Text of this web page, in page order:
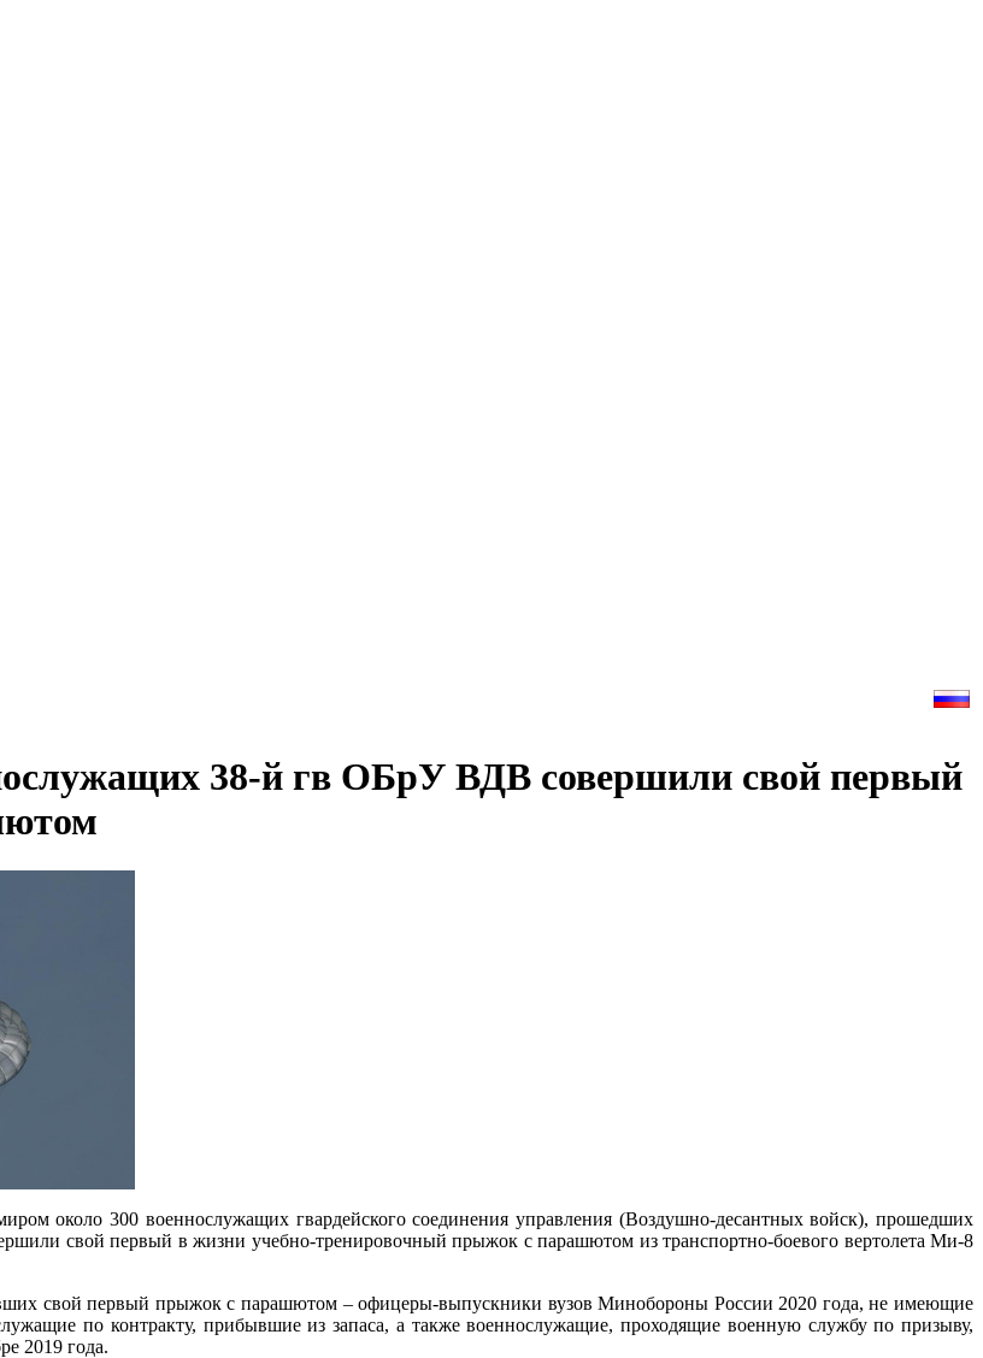
38-й гв ОБрУ ВДВ совершили свой первый
около 300 военнослужащих гвардейского соединения управления (Воздушно-десантных войск), прошедших
свой первый в жизни учебно-тренировочный прыжок с парашютом из транспортно-боевого вертолета Ми-8
свой первый прыжок с парашютом – офицеры-выпускники вузов Минобороны России 2020 года, не имеющие
по контракту, прибывшие из запаса, а также военнослужащие, проходящие военную службу по призыву,
2019 года.